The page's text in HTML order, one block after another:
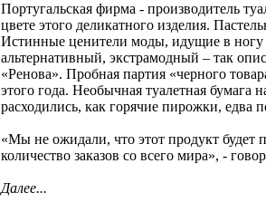
Португальская фирма - производитель
цвете этого деликатного изделия.
Истинные ценители моды, идущие в
альтернативный, экстрамодный – так
«Ренова». Пробная партия «черного
этого года. Необычная туалетная бумага
расходились, как горячие пирожки, едва
«Мы не ожидали, что этот продукт будет
количество заказов со всего мира», -
Далее...